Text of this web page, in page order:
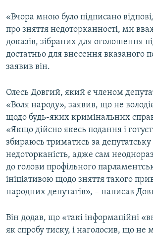
«Вчора мною було підписано
про зняття недоторканності, ми
доказів, зібраних для оголошення
достатньо для внесення вказаного
заявив він.
Олесь Довгий, який є членом
«Воля народу», заявив, що не
щодо будь-яких кримінальних
«Якщо дійсно якесь подання і
збираюсь триматись за депутатську
недоторканість, адже сам
до голови профільного
ініціативою щодо зняття такого
народних депутатів», – написав
Він додав, що «такі інформаційні
як спробу тиску, і наголосив, що не